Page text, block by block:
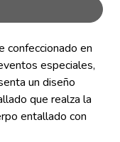
confeccionado en
especiales,
un diseño
que realza la
entallado con